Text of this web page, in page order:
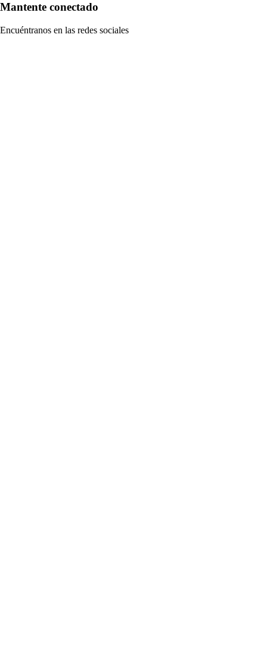
Mantente conectado
Encuéntranos en las redes sociales